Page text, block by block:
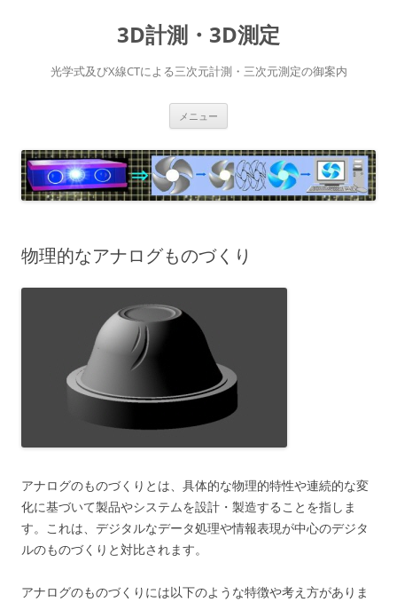
3D計測・3D測定
光学式及びX線CTによる三次元計測・三次元測定の御案内
メニュー
物理的なアナログものづくり
アナログのものづくりとは、具体的な物理的特性や連続的な変
化に基づいて製品やシステムを設計・製造することを指しま
す。これは、デジタルなデータ処理や情報表現が中心のデジタ
ルのものづくりと対比されます。
アナログのものづくりには以下のような特徴や考え方がありま